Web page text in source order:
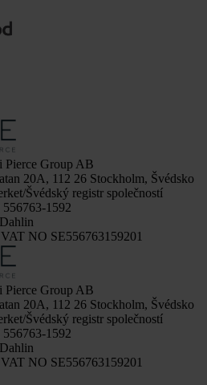
Pierce Group AB
20A, 112 26 Stockholm, Švédsko
Švédský registr společností
556763-1592
NO SE556763159201
Pierce Group AB
20A, 112 26 Stockholm, Švédsko
Švédský registr společností
556763-1592
NO SE556763159201